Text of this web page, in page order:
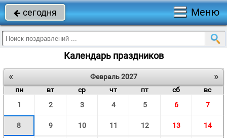
 сегодня Меню
Календарь праздников
« »
Февраль 2027
пн
вт ср чт пт сб
вс
1
2 3 4 5 6 7
8 9 10 11 12 13 14